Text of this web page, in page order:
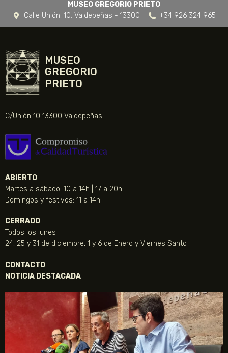
MUSEO GREGORIO PRIETO
Calle Unión, 10. Valdepeñas - 13300
+34 926 324 965
MUSEO
GREGORIO
PRIETO
C/Unión 10 13300 Valdepeñas
ABIERTO
Martes a sábado: 10 a 14h | 17 a 20h
Domingos y festivos: 11 a 14h
CERRADO
Todos los lunes
24, 25 y 31 de diciembre, 1 y 6 de Enero y Viernes Santo
CONTACTO
NOTICIA DESTACADA